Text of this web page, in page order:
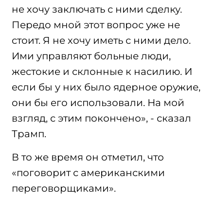
не хочу заключать с ними сделку.
Передо мной этот вопрос уже не
стоит. Я не хочу иметь с ними дело.
Ими управляют больные люди,
жестокие и склонные к насилию. И
если бы у них было ядерное оружие,
они бы его использовали. На мой
взгляд, с этим покончено», - сказал
Трамп.
В то же время он отметил, что
«поговорит с американскими
переговорщиками».